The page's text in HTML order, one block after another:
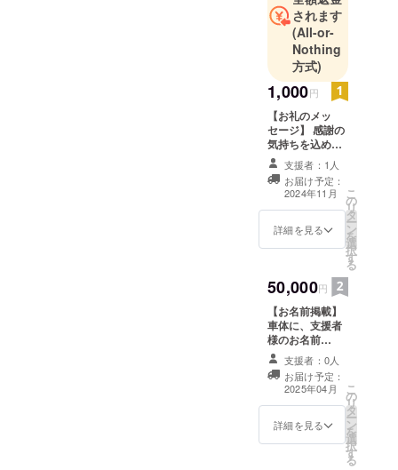
されます
(All-or-
Nothing
方式)
1,000円
【お礼のメッ
セージ】 感謝の
気持ちを込め
て、お礼のメッ
セージをお送り
します。
支援者：1人
お届け予定：
2024年11月
詳細を見る
こ
の
リ
タ
ー
ン
を
選
択
す
る
50,000円
【お名前掲載】
車体に、支援者
様のお名前
（ニックネー
ム）を掲載しま
す。 ・掲載期
間：事業が存続
する限り ・掲載
方法：文字の
支援者：0人
お届け予定：
2025年04月
詳細を見る
こ
の
リ
タ
ー
ン
を
選
択
す
る